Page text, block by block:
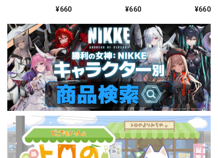
紙 氷上 スミレ アン
¥660
紙 大空 あかり アン
¥660
紙 藤堂 ユリカ アン
¥660